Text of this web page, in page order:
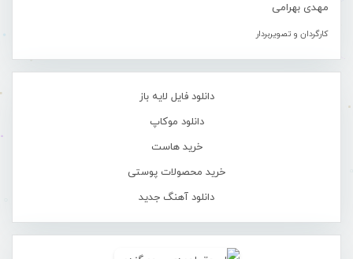
مهدی بهرامی
کارگردان و تصویربردار
دانلود فایل لایه باز
دانلود موکاپ
خرید هاست
خرید محصولات پوستی
دانلود آهنگ جدید